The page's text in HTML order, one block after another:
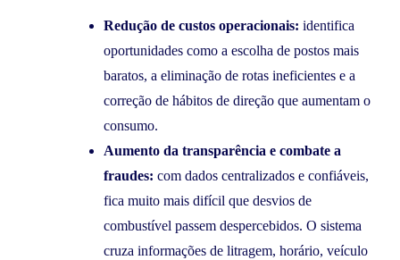
Redução de custos operacionais: identifica
oportunidades como a escolha de postos mais
baratos, a eliminação de rotas ineficientes e a
correção de hábitos de direção que aumentam o
consumo.
Aumento da transparência e combate a
fraudes: com dados centralizados e confiáveis,
fica muito mais difícil que desvios de
combustível passem despercebidos. O sistema
cruza informações de litragem, horário, veículo